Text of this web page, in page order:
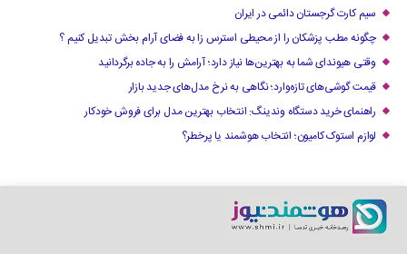
سیم کارت گرجستان دائمی در ایران
چگونه مطب پزشکان را از محیطی استرس زا به فضای آرام بخش تبدیل کنیم ؟
وقتی هیوندای شما به بهترین‌ها نیاز دارد؛ آرامش را به جاده برگردانید
قیمت گوشی‌های تازه‌وارد؛ نگاهی به نرخ مدل‌های جدید بازار
راهنمای خرید دستگاه وندینگ: انتخاب بهترین مدل برای فروش خودکار
لوازم استوک کامیون؛ انتخاب هوشمند یا پرخطر؟